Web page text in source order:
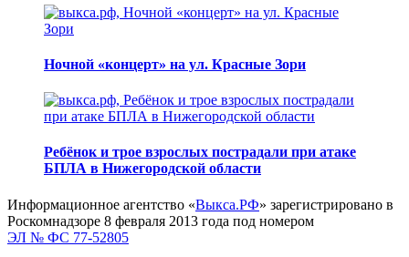
Ночной «концерт» на ул. Красные Зори
Ребёнок и трое взрослых пострадали при атаке
БПЛА в Нижегородской области
Информационное агентство «Выкса.РФ» зарегистрировано в
Роскомнадзоре 8 февраля 2013 года под номером
ЭЛ № ФС 77-52805